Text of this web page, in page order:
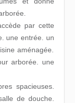
par cette
une entrée. un
aménagée.
arborée. une
spacieuses.
de douche.